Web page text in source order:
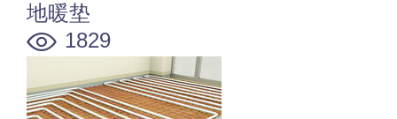
地暖垫
1829